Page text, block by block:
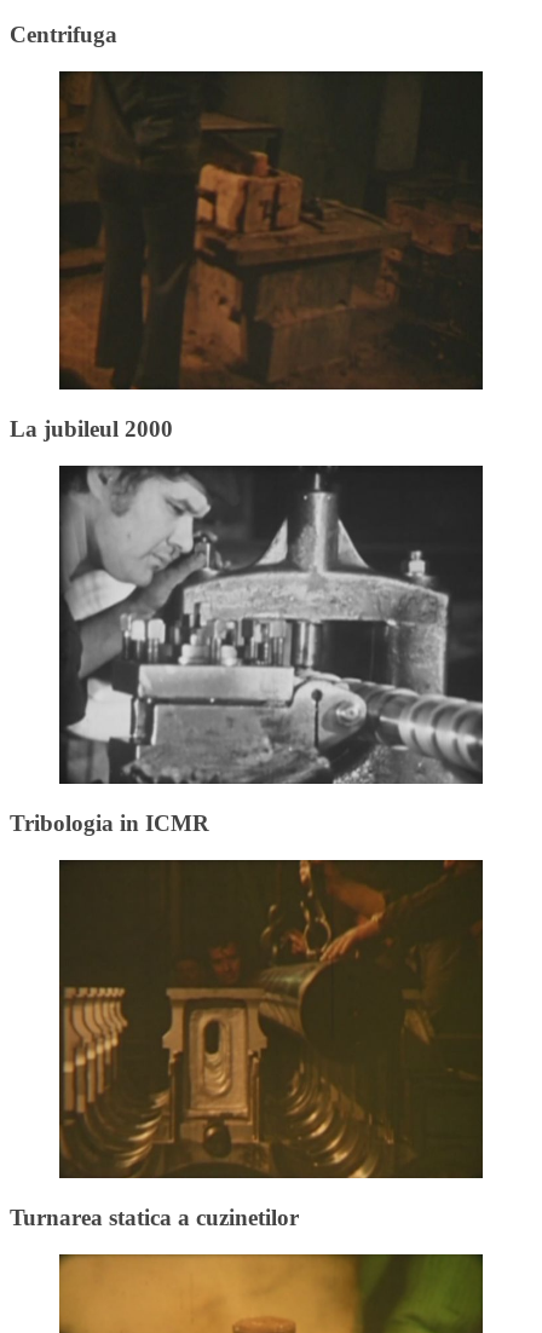
Centrifuga
La jubileul 2000
Tribologia in ICMR
Turnarea statica a cuzinetilor